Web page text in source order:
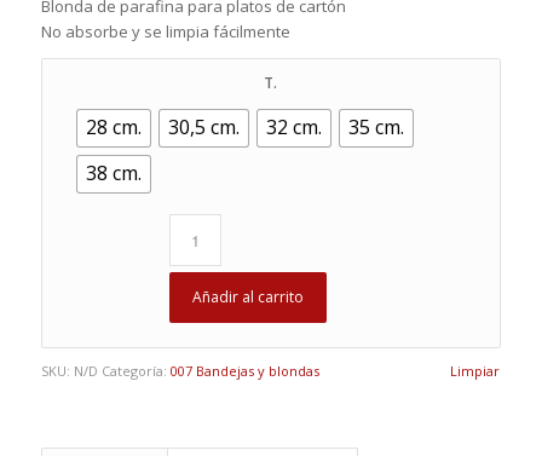
Blonda de parafina para platos de cartón
No absorbe y se limpia fácilmente
T.
28 cm. 30,5 cm. 32 cm.
35 cm.
38 cm.
Limpiar
Añadir al carrito
SKU: N/D Categoría: 007 Bandejas y blondas